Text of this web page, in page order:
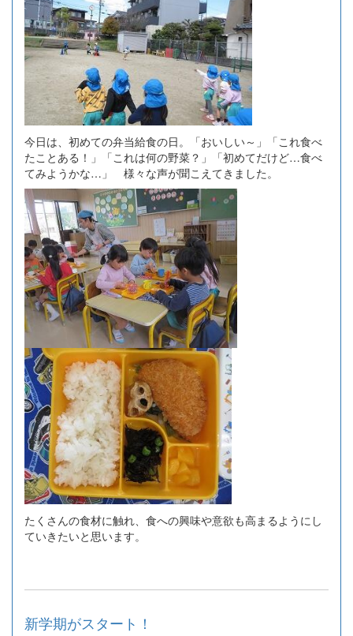
今日は、初めての弁当給食の日。「おいしい～」「これ食べ
たことある！」「これは何の野菜？」「初めてだけど…食べ
てみようかな…」 様々な声が聞こえてきました。
たくさんの食材に触れ、食への興味や意欲も高まるようにし
ていきたいと思います。
新学期がスタート！